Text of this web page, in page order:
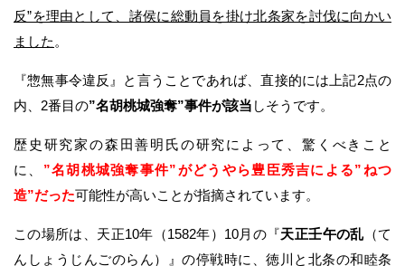
反”を理由として、諸侯に総動員を掛け北条家を討伐に向かい
ました 。
『惣無事令違反』と言うことであれば、直接的には上記2点の
内、2番目の”名胡桃城強奪”事件が該当 しそうです。
歴史研究家の森田善明氏の研究によって、驚くべきこと
に、 ”名胡桃城強奪事件”がどうやら豊臣秀吉による”ねつ
造”だった可能性が高いことが指摘されています。
この場所は、天正10年（1582年）10月の『天正壬午の乱 （て
んしょうじんごのらん）』の停戦時に、徳川と北条の和睦条